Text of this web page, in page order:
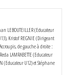
LEBOUTEILLER (Educateur
Kristof REGNIE (Dirigeant
de gauche à droite :
LAMRABETTE (Educateur
(Educateur U12) et Stéphane